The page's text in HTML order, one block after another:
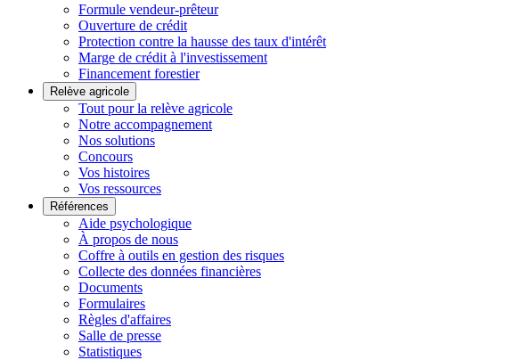
Formule vendeur-prêteur
Ouverture de crédit
Protection contre la hausse des taux d'intérêt
Marge de crédit à l'investissement
Financement forestier
Relève agricole
Tout pour la relève agricole
Notre accompagnement
Nos solutions
Concours
Vos histoires
Vos ressources
Références
Aide psychologique
À propos de nous
Coffre à outils en gestion des risques
Collecte des données financières
Documents
Formulaires
Règles d'affaires
Salle de presse
Statistiques